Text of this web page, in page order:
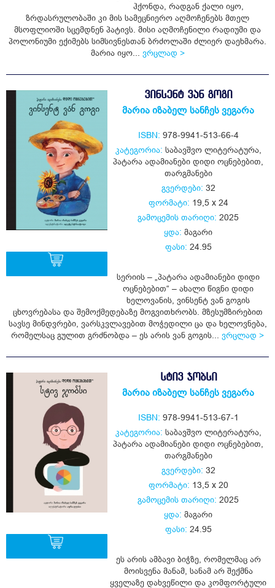
ჰქონდა, რადგან ქალი იყო,
ზრდასრულობაში კი მის სამეცნიერო აღმოჩენებს მთელ
მსოფლიოში სცემდნენ პატივს. მისი აღმოჩენილი რადიუმი და
პოლონიუმი ექიმებს სიმსივნესთან ბრძოლაში ძლიერ დაეხმარა.
მარია იყო... ვრცლად >
ᲕᲘᲜᲡᲔᲜᲢ ᲕᲐᲜ ᲒᲝᲒᲘ
მარია იზაბელ სანჩეს ვეგარა
ISBN: 978-9941-513-66-4
კატეგორია: საბავშვო ლიტერატურა,
პატარა ადამიანები დიდი ოცნებებით
თარგმანები
გვერდები: 32
ფორმატი: 19,5 x 24
გამოცემის თარიღი: 2025
ყდა: მაგარი
ფასი: 24.95
სერიის – „პატარა ადამიანები დიდი
ოცნებებით“ – ახალი წიგნი დიდი
ხელოვანის, ვინსენტ ვან გოგის
ცხოვრებასა და შემოქმედებაზე მოგვითხრობს. მზესუმზირებით
სავსე მინდვრები, ვარსკვლავებით მოჭედილი ცა და ხელოვნება,
რომელსაც გულით გრძნობდა – ეს არის ვან გოგის... ვრცლად >
ᲡᲢᲘᲕ ᲯᲝᲑᲡᲘ
მარია იზაბელ სანჩეს ვეგარა
ISBN: 978-9941-513-67-1
კატეგორია: საბავშვო ლიტერატურა,
პატარა ადამიანები დიდი ოცნებებით
თარგმანები
გვერდები: 32
ფორმატი: 13,5 x 20
გამოცემის თარიღი: 2025
ყდა: მაგარი
ფასი: 24.95
ეს არის ამბავი ბიჭზე, რომელმაც არ
მოისვენა მანამ, სანამ არ შექმნა
ყველაზე დახვეწილი და კომფორტული